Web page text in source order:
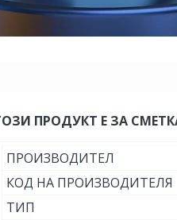
ПРОДУКТ Е ЗА
ПРОИЗВОДИТЕЛ
КОД НА ПРОИЗВОДИТЕЛЯ
ТИП